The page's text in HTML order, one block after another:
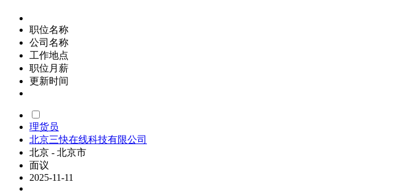
职位名称
公司名称
工作地点
职位月薪
更新时间
理货员
北京三快在线科技有限公司
北京 - 北京市
面议
2025-11-11